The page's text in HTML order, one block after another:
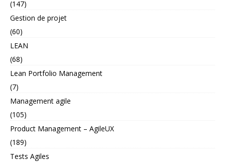
(147)
Gestion de projet
(60)
LEAN
(68)
Lean Portfolio Management
(7)
Management agile
(105)
Product Management – AgileUX
(189)
Tests Agiles